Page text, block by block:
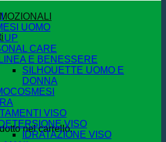
nel carrello.
UOMO
UP
CARE
LINEA E BENESSERE
SILHOUETTE UOMO E
DONNA
VISO
DETERSIONE VISO
IDRATAZIONE VISO